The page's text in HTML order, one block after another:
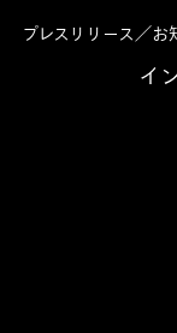
イ
プレスリリース／お